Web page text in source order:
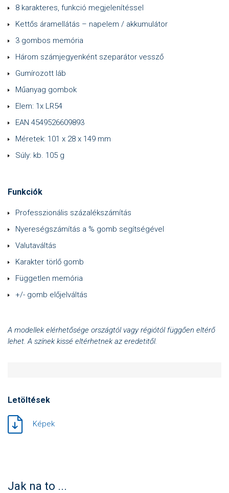
8 karakteres, funkció megjelenítéssel
Kettős áramellátás – napelem / akkumulátor
3 gombos memória
Három számjegyenként szeparátor vessző
Gumírozott láb
Műanyag gombok
Elem: 1x LR54
EAN 4549526609893
Méretek: 101 x 28 x 149 mm
Súly: kb. 105 g
Funkciók
Professzionális százalékszámítás
Nyereségszámítás a % gomb segítségével
Valutaváltás
Karakter törlő gomb
Független memória
+/- gomb előjelváltás
A modellek elérhetősége országtól vagy régiótól függően eltérő
lehet. A színek kissé eltérhetnek az eredetitől.
Letöltések
Képek
Jak na to ...